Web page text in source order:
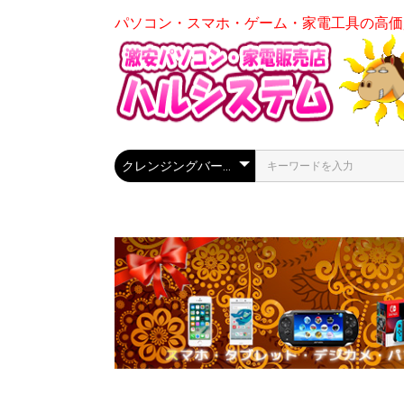
パソコン・スマホ・ゲーム・家電工具の高